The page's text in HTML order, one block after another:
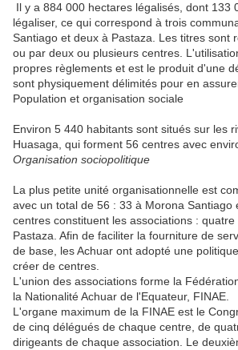
Il y a 884 000 hectares légalisés, dont 133
légaliser, ce qui correspond à trois
Santiago et deux à Pastaza. Les titres sont
ou par deux ou plusieurs centres.
propres règlements et est le produit d'une
sont physiquement délimités pour en
Population et organisation sociale
Environ 5 440 habitants sont situés sur les
Huasaga, qui forment 56 centres avec
Organisation sociopolitique
La plus petite unité organisationnelle est
avec un total de 56 : 33 à Morona Santiago
centres constituent les associations :
Pastaza. Afin de faciliter la fourniture de
de base, les Achuar ont adopté une
créer de centres.
L'union des associations forme la
la Nationalité Achuar de l'Equateur, FINAE.
L'organe maximum de la FINAE est le
de cinq délégués de chaque centre, de
dirigeants de chaque association. Le